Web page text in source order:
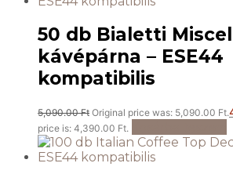
50 db Bialetti
kávépárna – ESE44
kompatibilis
5,090.00Ft Original price was: 5,090.00 Ft.
price is: 4,390.00 Ft.